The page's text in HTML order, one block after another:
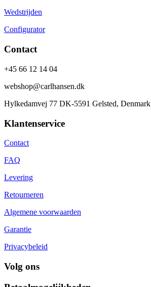
Wedstrijden
Configurator
Contact
+45 66 12 14 04
webshop@carlhansen.dk
Hylkedamvej 77 DK-5591 Gelsted, Denmark
Klantenservice
Contact
FAQ
Levering
Retourneren
Algemene voorwaarden
Garantie
Privacybeleid
Volg ons